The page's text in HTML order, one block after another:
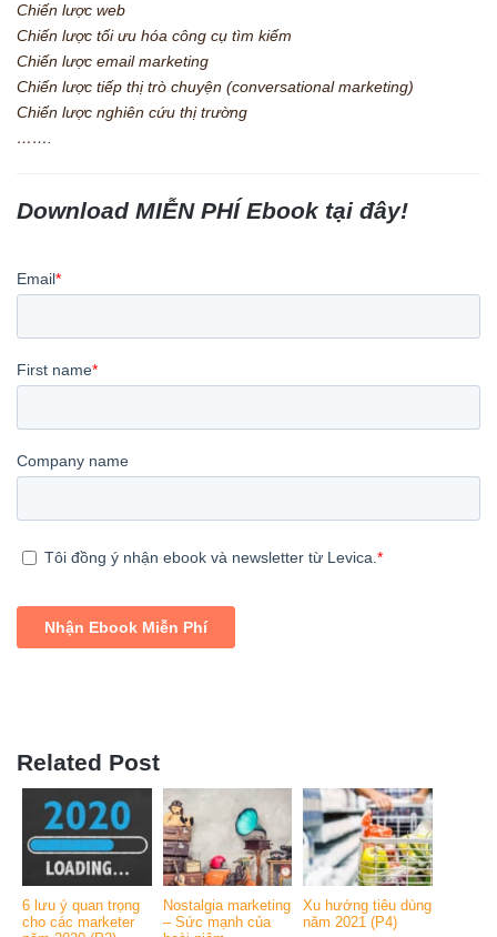
Chiến lược web
Chiến lược tối ưu hóa công cụ tìm kiếm
Chiến lược email marketing
Chiến lược tiếp thị trò chuyện (conversational marketing)
Chiến lược nghiên cứu thị trường
…….
Download MIỄN PHÍ Ebook tại đây!
Related Post
6 lưu ý quan trọng
cho các marketer
Nostalgia marketing
– Sức mạnh của
Xu hướng tiêu dùng
năm 2021 (P4)